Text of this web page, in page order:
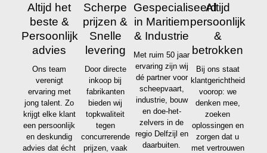
Altijd het
beste &
Persoonlijk
advies
Ons team
verenigt
ervaring met
jong talent. Zo
krijgt elke klant
een persoonlijk
en deskundig
advies dat écht
Scherpe
prijzen &
Snelle
levering
Door directe
inkoop bij
fabrikanten
bieden wij
topkwaliteit
tegen
concurrerende
prijzen, vaak
Gespecialiseerd
in Maritiem
& Industrie
Met ruim 50 jaar
ervaring zijn wij
dé partner voor
scheepvaart,
industrie, bouw
en doe-het-
zelvers in de
regio Delfzijl en
daarbuiten.
Altijd
persoonlijk
&
betrokken
Bij ons staat
klantgerichtheid
voorop: we
denken mee,
zoeken
oplossingen en
zorgen dat u
met vertrouwen